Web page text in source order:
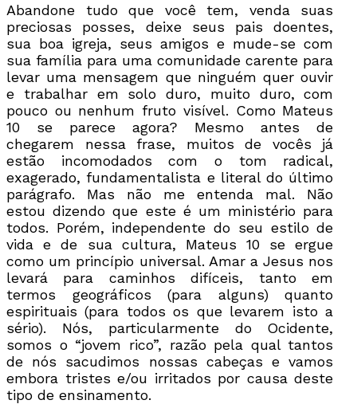
Abandone tudo que você tem, venda suas
preciosas posses, deixe seus pais doentes,
sua boa igreja, seus amigos e mude-se com
sua família para uma comunidade carente para
levar uma mensagem que ninguém quer ouvir
e trabalhar em solo duro, muito duro, com
pouco ou nenhum fruto visível. Como Mateus
10 se parece agora? Mesmo antes de
chegarem nessa frase, muitos de vocês já
estão incomodados com o tom radical,
exagerado, fundamentalista e literal do último
parágrafo. Mas não me entenda mal. Não
estou dizendo que este é um ministério para
todos. Porém, independente do seu estilo de
vida e de sua cultura, Mateus 10 se ergue
como um princípio universal. Amar a Jesus nos
levará para caminhos difíceis, tanto em
termos geográficos (para alguns) quanto
espirituais (para todos os que levarem isto a
sério). Nós, particularmente do Ocidente,
somos o “jovem rico”, razão pela qual tantos
de nós sacudimos nossas cabeças e vamos
embora tristes e/ou irritados por causa deste
tipo de ensinamento.